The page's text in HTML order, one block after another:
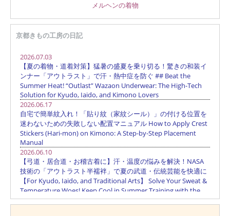
メルヘンの着物
京都きもの工房の日記